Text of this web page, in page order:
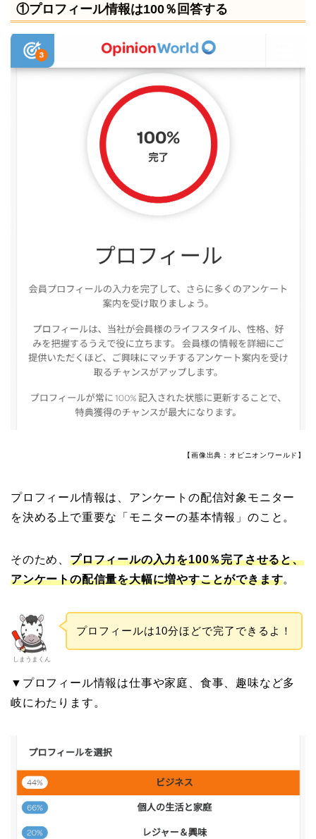
①プロフィール情報は100％回答する
【画像出典：オピニオンワールド】
プロフィール情報は、アンケートの配信対象モニター
を決める上で重要な「モニターの基本情報」のこと。
そのため、 プロフィールの入力を100％完了させると、
アンケートの配信量を大幅に増やすことができます。
しまうまくん
プロフィールは10分ほどで完了できるよ！
▼プロフィール情報は仕事や家庭、食事、趣味など多
岐にわたります。